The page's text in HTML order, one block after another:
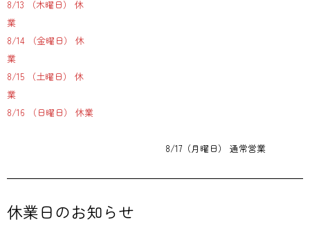
8/13 （木曜日） 休
業
8/14 （金曜日） 休
業
8/15 （土曜日） 休
業
8/16 （日曜日） 休業
8/17（月曜日） 通常営業
休業日のお知らせ